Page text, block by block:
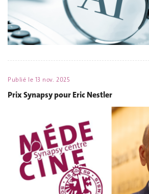
Publié le 13 nov. 2025
Prix Synapsy pour Eric Nestler